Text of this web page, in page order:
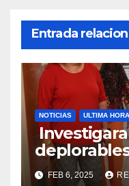
Entrada
NOTICIAS ULTIMA HORA
facilidades
FEB 6, 2025